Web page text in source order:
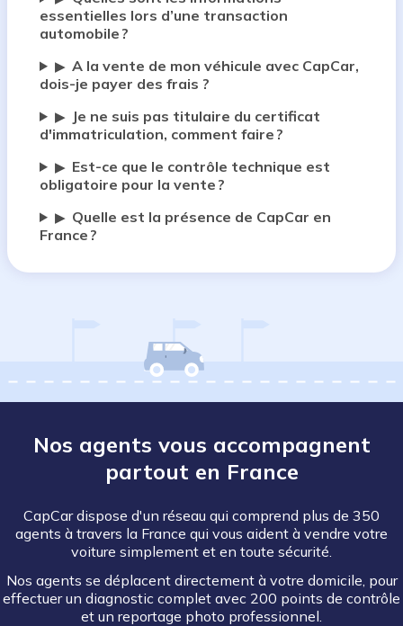
essentielles lors d’une transaction
automobile ?
▶ A la vente de mon véhicule avec CapCar,
dois-je payer des frais ?
▶
Je ne suis pas titulaire du certificat
d'immatriculation, comment faire ?
▶ Est-ce que le contrôle technique est
obligatoire pour la vente ?
▶ Quelle est la présence de CapCar en
France ?
Nos agents vous accompagnent
partout en France
CapCar dispose d'un réseau qui comprend plus de 350
agents à travers la France qui vous aident à vendre votre
voiture simplement et en toute sécurité.
Nos agents se déplacent directement à votre domicile, pour
effectuer un diagnostic complet avec 200 points de contrôle
et un reportage photo professionnel.